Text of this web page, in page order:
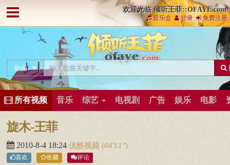
欢迎光临 倾听王菲::OFAYE.com
音乐盒 登录 免费注册
所有视频 音乐 综艺 电视剧 广告 娱乐 电影
旋木-王菲
2010-8-4 18:24 优酷视频 (04′11″)
喜欢 收藏 评论